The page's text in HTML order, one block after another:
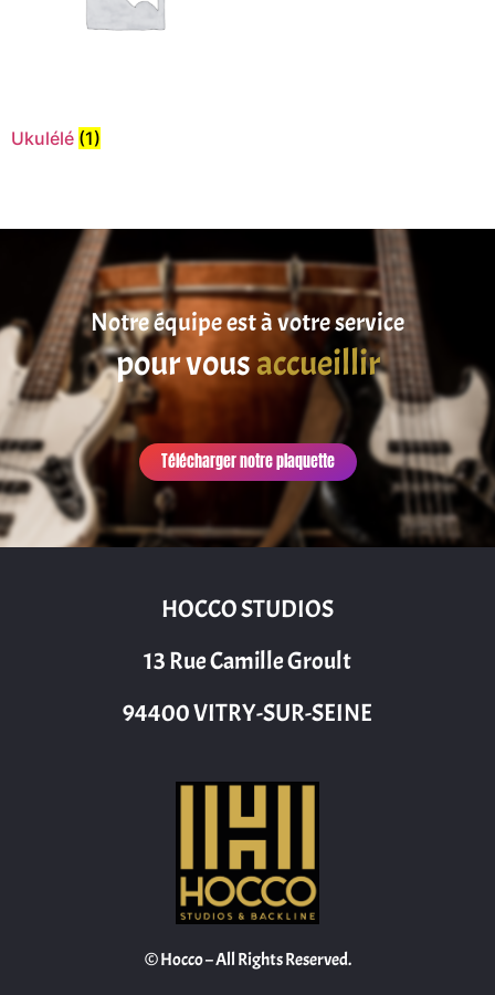
Ukulélé (1)
Notre équipe est à votre service
pour vousaccueillir
Télécharger notre plaquette
HOCCO STUDIOS
13 Rue Camille Groult
94400 VITRY-SUR-SEINE
© Hocco – All Rights Reserved.